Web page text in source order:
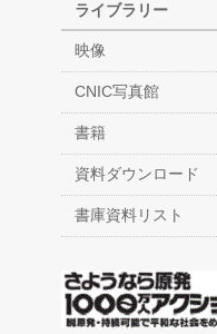
ライブラリー
映像
CNIC写真館
書籍
資料ダウンロード
書庫資料リスト